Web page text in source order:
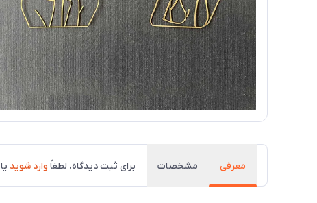
معرفی مشخصات برای ثبت دیدگاه، لطفاً وارد شوید یا